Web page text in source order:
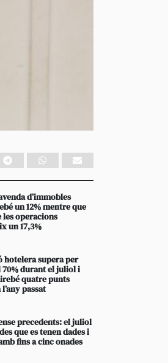
d’immobles
un 12% mentre que
les operacions
un 17,3%
hotelera supera per
70% durant el juliol i
quatre punts
passat
precedents: el juliol
que es tenen dades i
fins a cinc onades